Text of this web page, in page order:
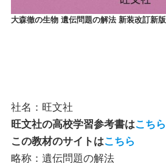
大森徹の生物 遺伝問題の解法 新装改訂新版
社名：旺文社
旺文社の高校学習参考書はこちら
この教材のサイトはこちら
略称：遺伝問題の解法